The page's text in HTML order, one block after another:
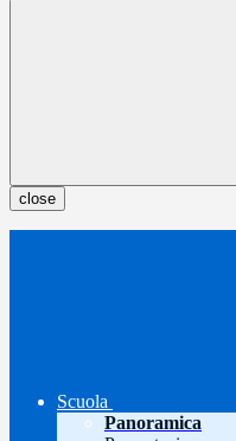
close
Scuola
Panoramica